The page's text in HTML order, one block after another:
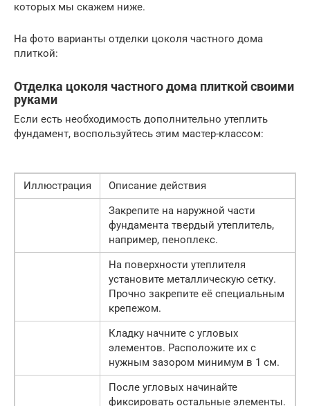
которых мы скажем ниже.
На фото варианты отделки цоколя частного дома
плиткой:
Отделка цоколя частного дома плиткой своими
руками
Если есть необходимость дополнительно утеплить
фундамент, воспользуйтесь этим мастер-классом:
Иллюстрация
Описание действия
Закрепите на наружной части
фундамента твердый утеплитель,
например, пеноплекс.
На поверхности утеплителя
установите металлическую сетку.
Прочно закрепите её специальным
крепежом.
Кладку начните с угловых
элементов. Расположите их с
нужным зазором минимум в 1 см.
После угловых начинайте
фиксировать остальные элементы.